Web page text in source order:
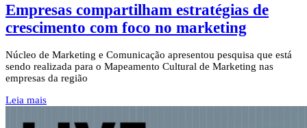
Empresas compartilham estratégias de
crescimento com foco no marketing
Núcleo de Marketing e Comunicação apresentou pesquisa que está
sendo realizada para o Mapeamento Cultural de Marketing nas
empresas da região
Leia mais